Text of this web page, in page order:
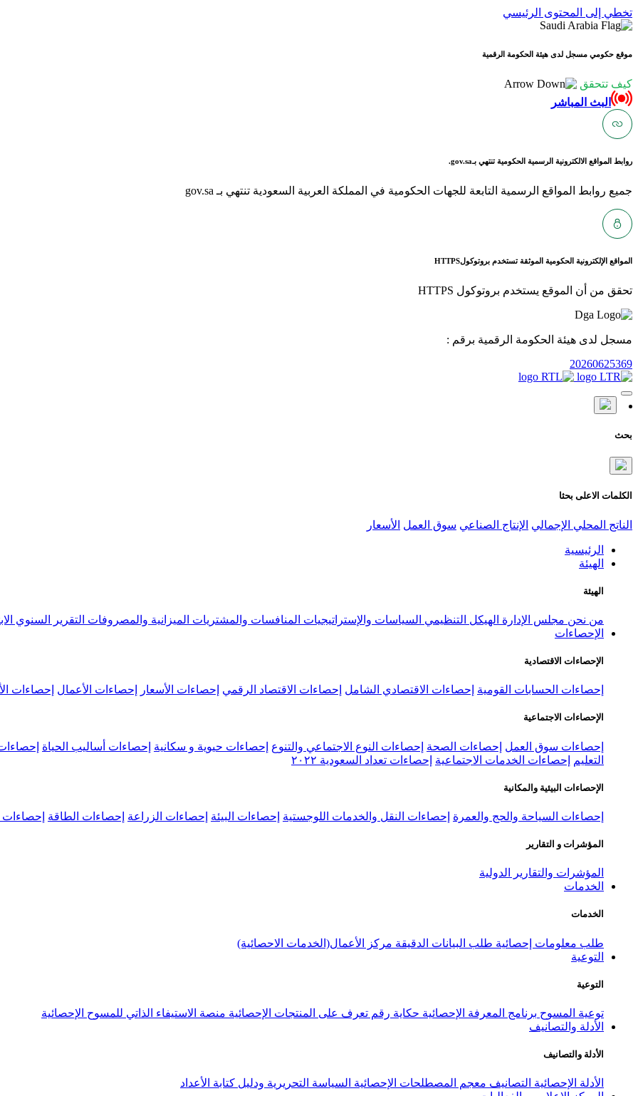
تخطي إلى المحتوى الرئيسي
موقع حكومي مسجل لدى هيئة الحكومة الرقمية
كيف تتحقق
البث المباشر
روابط المواقع الالكترونية الرسمية الحكومية تنتهي بـgov.sa.
جميع روابط المواقع الرسمية التابعة للجهات الحكومية في المملكة العربية السعودية تنتهي بـ gov.sa
المواقع الإلكترونية الحكومية الموثقة تستخدم بروتوكولHTTPS
تحقق من أن الموقع يستخدم بروتوكول HTTPS
مسجل لدى هيئة الحكومة الرقمية برقم :
20260625369
بحث
الكلمات الاعلى بحثا
الناتج المحلي الإجمالي الإنتاج الصناعي سوق العمل الأسعار
الرئيسية
الهيئة
الهيئة
من نحن مجلس الإدارة الهيكل التنظيمي السياسات والإستراتيجيات المنافسات والمشتريات الميزانية والمصروفات التقرير السنوي
الإحصاءات
الإحصاءات الاقتصادية
إحصاءات الحسابات القومية إحصاءات الاقتصادي الشامل إحصاءات الاقتصاد الرقمي إحصاءات الأسعار إحصاءات الأعمال إحصاءات
الإحصاءات الاجتماعية
إحصاءات سوق العمل إحصاءات الصحة إحصاءات النوع الاجتماعي والتنوع إحصاءات حيوية و سكانية إحصاءات أساليب الحياة
التعليم
إحصاءات الخدمات الاجتماعية إحصاءات تعداد السعودية ٢٠٢٢
الإحصاءات البيئية والمكانية
إحصاءات السياحة والحج والعمرة إحصاءات النقل والخدمات اللوجستية إحصاءات البيئة إحصاءات الزراعة إحصاءات الطاقة إحصاءات
المؤشرات و التقارير
المؤشرات والتقارير الدولية
الخدمات
الخدمات
طلب معلومات إحصائية طلب البيانات الدقيقة مركز الأعمال(الخدمات الاحصائية)
التوعية
التوعية
توعية المسوح برنامج المعرفة الإحصائية حكاية رقم تعرف على المنتجات الإحصائية منصة الاستيفاء الذاتي للمسوح الإحصائية
الأدلة والتصانيف
الأدلة والتصانيف
الأدلة الإحصائية التصانيف معجم المصطلحات الإحصائية السياسة التحريرية ودليل كتابة الأعداد